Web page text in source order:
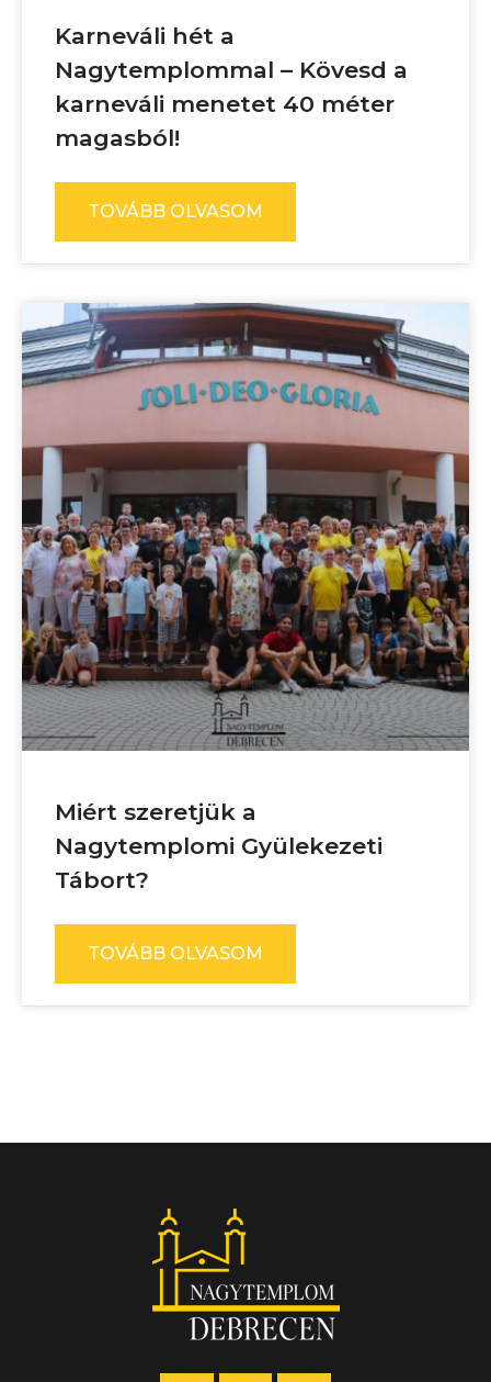
Karneváli hét a
Nagytemplommal – Kövesd a
karneváli menetet 40 méter
magasból!
TOVÁBB OLVASOM
Miért szeretjük a
Nagytemplomi Gyülekezeti
Tábort?
TOVÁBB OLVASOM